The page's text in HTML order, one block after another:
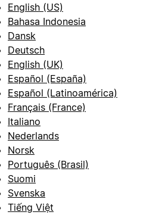
English (US)
Bahasa Indonesia
Dansk
Deutsch
English (UK)
Español (España)
Español (Latinoamérica)
Français (France)
Italiano
Nederlands
Norsk
Português (Brasil)
Suomi
Svenska
Tiếng Việt